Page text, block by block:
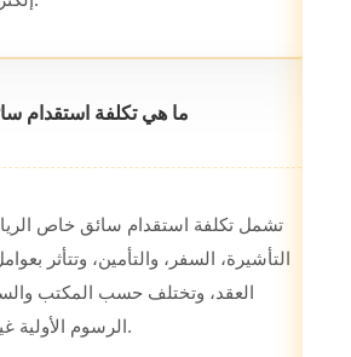
ما هي تكلفة استقدام
تشمل تكلفة استقدام سائق خاص
التأشيرة، السفر، والتأمين، وتتأثر
العقد، وتختلف حسب المكتب
الرسوم الأولية غير القابلة للاسترداد.